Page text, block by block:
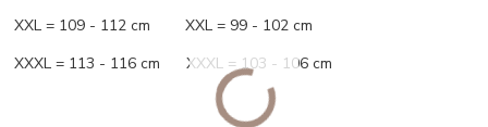
XXL = 109 - 112 cm XXL = 99 - 102 cm
XXXL = 113 - 116 cm XXXL = 103 - 106 cm